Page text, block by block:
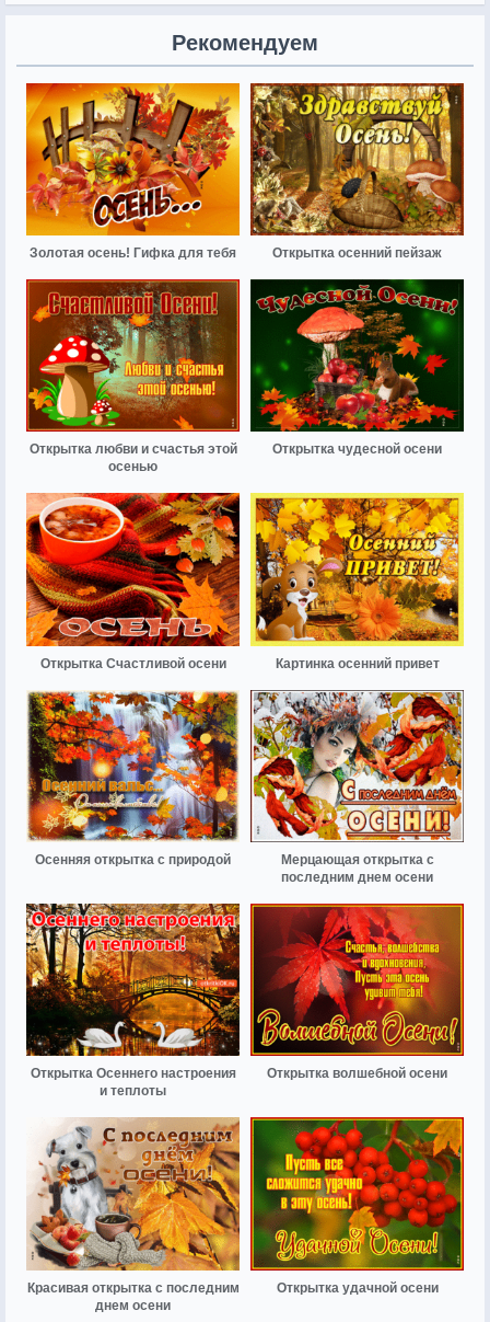
Рекомендуем
Золотая осень! Гифка для тебя Открытка осенний пейзаж
Открытка любви и счастья этой
осенью
Открытка чудесной осени
Открытка Счастливой осени Картинка осенний привет
Осенняя открытка с природой
Мерцающая открытка с
последним днем осени
Открытка Осеннего настроения
и теплоты
Открытка волшебной осени
Красивая открытка с последним
днем осени
Открытка удачной осени